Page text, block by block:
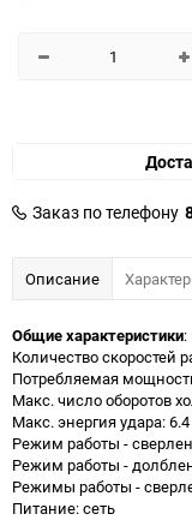
Заказ по телефону
Описание
Общие характеристики:
Количество скоростей
Потребляемая
Макс. число оборотов
Макс. энергия удара:
Режим работы -
Режим работы -
Режимы работы -
Питание: сеть